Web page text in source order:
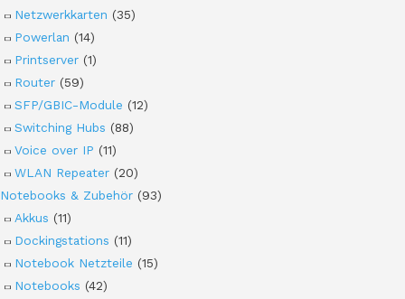
Netzwerkkarten (35)
Powerlan (14)
Printserver (1)
Router (59)
SFP/GBIC-Module (12)
Switching Hubs (88)
Voice over IP (11)
WLAN Repeater (20)
Notebooks & Zubehör (93)
Akkus (11)
Dockingstations (11)
Notebook Netzteile (15)
Notebooks (42)